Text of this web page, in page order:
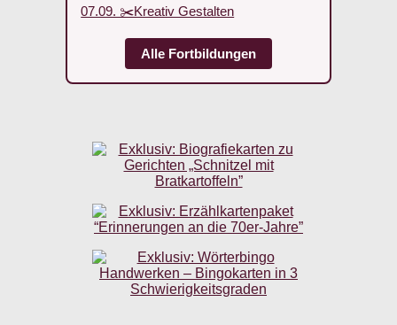
07.09. ✂️Kreativ Gestalten
Alle Fortbildungen